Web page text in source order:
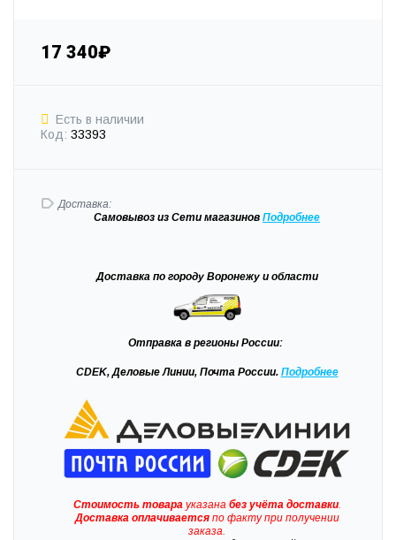
17 340₽
Есть в наличии
Код: 33393
Доставка:
Самовывоз из Сети магазинов Подробнее
Доставка по городу Воронежу и области
Отправка в регионы России:
CDEK, Деловые Линии, Почта России. Подробнее
Стоимость товарауказана без учёта доставки.
Доставкаоплачиваетсяпо факту при получении
заказа.